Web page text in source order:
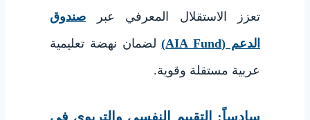
تعزز الاستقلال المعرفي عبر صندوق
الدعم (AIA Fund)
لضمان نهضة تعليمية
عربية مستقلة وقوية.
سادساً: التقييم النفسي والتربوي في